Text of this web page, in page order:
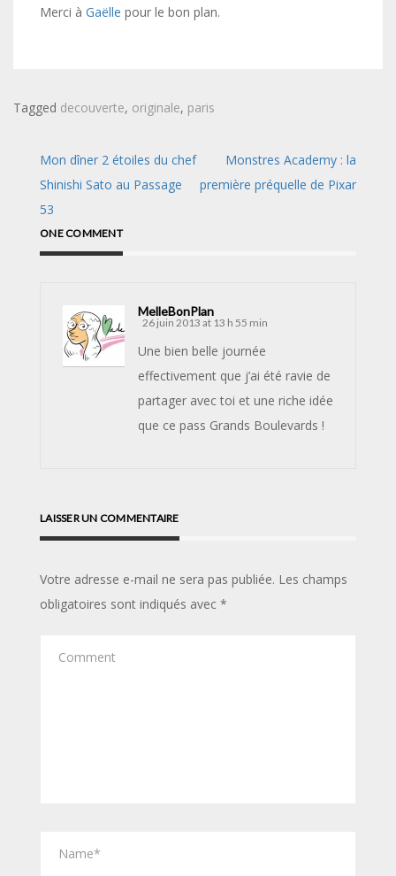
Merci à Gaëlle pour le bon plan.
Tagged decouverte, originale, paris
Navigation
de
l’article
Mon dîner 2 étoiles du chef
Shinishi Sato au Passage
53
Monstres Academy : la
première préquelle de Pixar
ONE COMMENT
MelleBonPlan
26 juin 2013 at 13 h 55 min
Une bien belle journée
effectivement que j’ai été ravie de
partager avec toi et une riche idée
que ce pass Grands Boulevards !
LAISSER UN COMMENTAIRE
Votre adresse e-mail ne sera pas publiée. Les champs
obligatoires sont indiqués avec *